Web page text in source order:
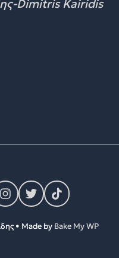
Dimitris Kairidis
• Made by Bake My WP